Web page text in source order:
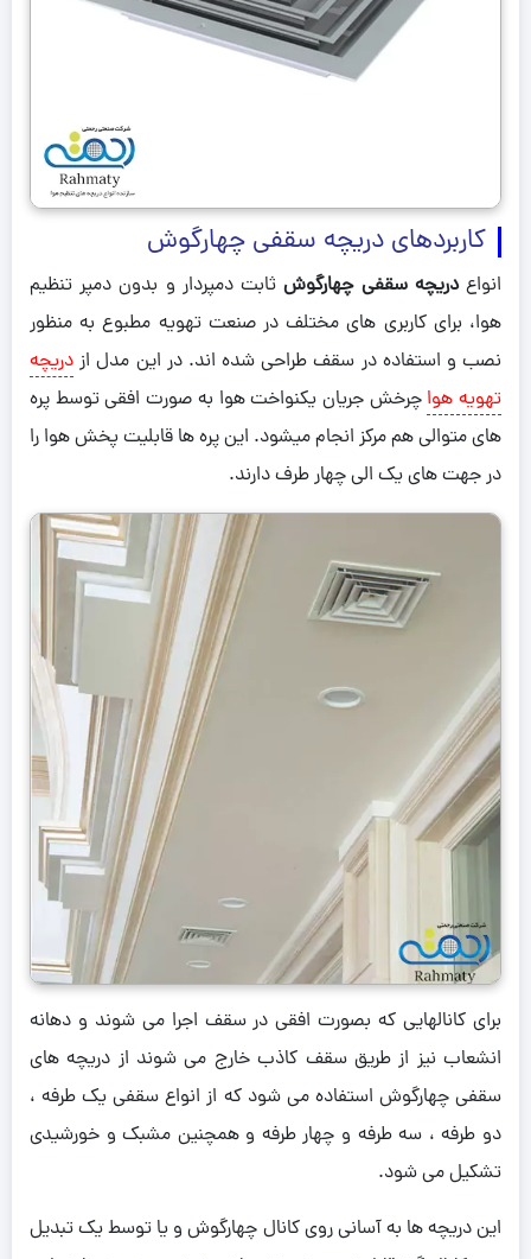
کاربردهای دریچه سقفی چهارگوش
انواعدریچه سقفی چهارگوشثابت دمپردار و بدون دمپر تنظیم
هوا، برای کاربری های مختلف در صنعت تهویه مطبوع به منظور
نصب و استفاده در سقف طراحی شده اند. در این مدل از دریچه
تهویه هوا چرخش جریان یکنواخت هوا به صورت افقی توسط پره
های متوالی هم مرکز انجام میشود. این پره ها قابلیت پخش هوا را
در جهت های یک الی چهار طرف دارند.
برای کانالهایی که بصورت افقی در سقف اجرا می شوند و دهانه
انشعاب نیز از طریق سقف کاذب خارج می شوند از دریچه های
سقفی چهارگوش استفاده می شود که از انواع سقفی یک طرفه ،
دو طرفه ، سه طرفه و چهار طرفه و همچنین مشبک و خورشیدی
تشکیل می شود.
این دریچه ها به آسانی روی کانال چهارگوش و یا توسط یک تبدیل